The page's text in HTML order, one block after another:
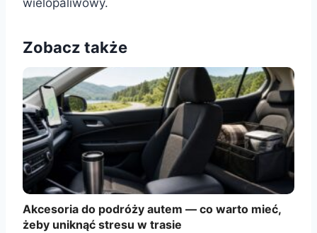
wielopaliwowy.
Zobacz także
Akcesoria do podróży autem — co warto mieć,
żeby uniknąć stresu w trasie